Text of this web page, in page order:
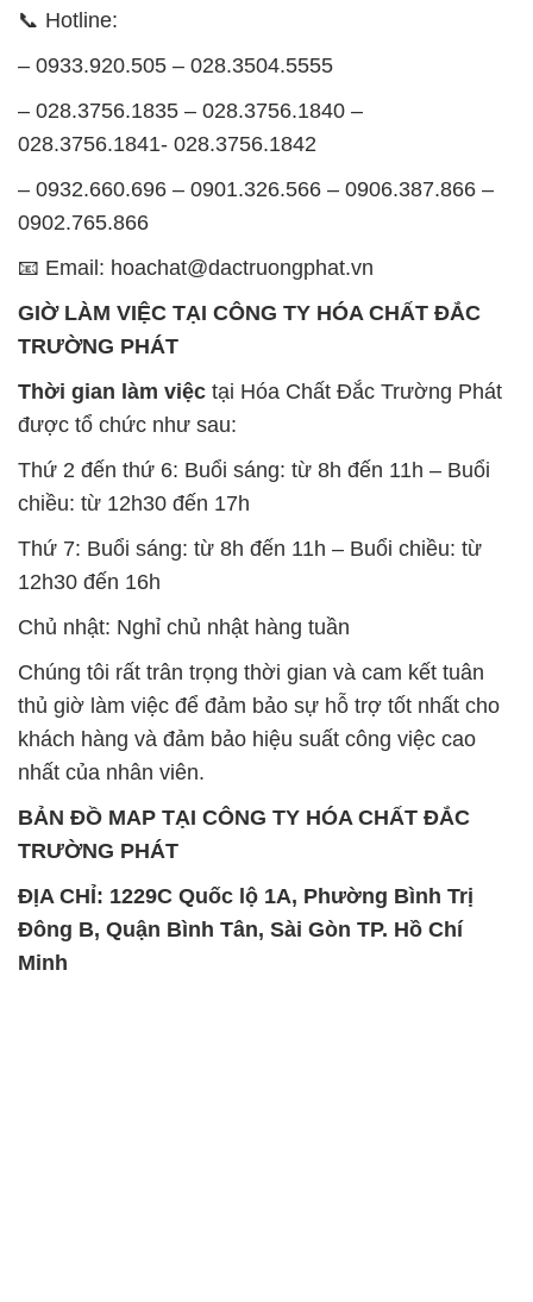
📞 Hotline:
– 0933.920.505 – 028.3504.5555
– 028.3756.1835 – 028.3756.1840 –
028.3756.1841- 028.3756.1842
– 0932.660.696 – 0901.326.566 – 0906.387.866 –
0902.765.866
📧 Email: hoachat@dactruongphat.vn
GIỜ LÀM VIỆC TẠI CÔNG TY HÓA CHẤT ĐẮC
TRƯỜNG PHÁT
Thời gian làm việc tại Hóa Chất Đắc Trường Phát
được tổ chức như sau:
Thứ 2 đến thứ 6: Buổi sáng: từ 8h đến 11h – Buổi
chiều: từ 12h30 đến 17h
Thứ 7: Buổi sáng: từ 8h đến 11h – Buổi chiều: từ
12h30 đến 16h
Chủ nhật: Nghỉ chủ nhật hàng tuần
Chúng tôi rất trân trọng thời gian và cam kết tuân
thủ giờ làm việc để đảm bảo sự hỗ trợ tốt nhất cho
khách hàng và đảm bảo hiệu suất công việc cao
nhất của nhân viên.
BẢN ĐỒ MAP TẠI CÔNG TY HÓA CHẤT ĐẮC
TRƯỜNG PHÁT
ĐỊA CHỈ: 1229C Quốc lộ 1A, Phường Bình Trị
Đông B, Quận Bình Tân, Sài Gòn TP. Hồ Chí
Minh